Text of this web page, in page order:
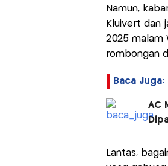
Namun,
Kluivert dan
2025 malam
rombongan
Baca Juga:
AC
Lantas,